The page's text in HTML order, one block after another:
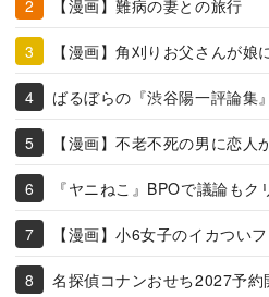
【漫画】難病の妻との旅行
【漫画】角刈りお父さんが娘
ばるぼらの『渋谷陽一評論集
【漫画】不老不死の男に恋人
『ヤニねこ』BPOで議論もク
【漫画】小6女子のイカつい
名探偵コナンおせち2027予約